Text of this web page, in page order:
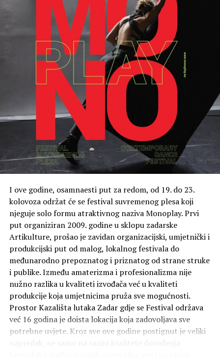
I ove godine, osamnaesti put za redom, od 19. do 23.
kolovoza održat će se festival suvremenog plesa koji
njeguje solo formu atraktivnog naziva Monoplay. Prvi
put organiziran 2009. godine u sklopu zadarske
Artikulture, prošao je zavidan organizacijski, umjetnički i
produkcijski put od malog, lokalnog festivala do
međunarodno prepoznatog i priznatog od strane struke
i publike. Između amaterizma i profesionalizma nije
nužno razlika u kvaliteti izvođača već u kvaliteti
produkcije koja umjetnicima pruža sve mogućnosti.
Prostor Kazališta lutaka Zadar gdje se Festival održava
već 16 godina je doista lokacija koja zadovoljava sve
potrebne uvjete. Kroz sve ove godine postignut je veliki